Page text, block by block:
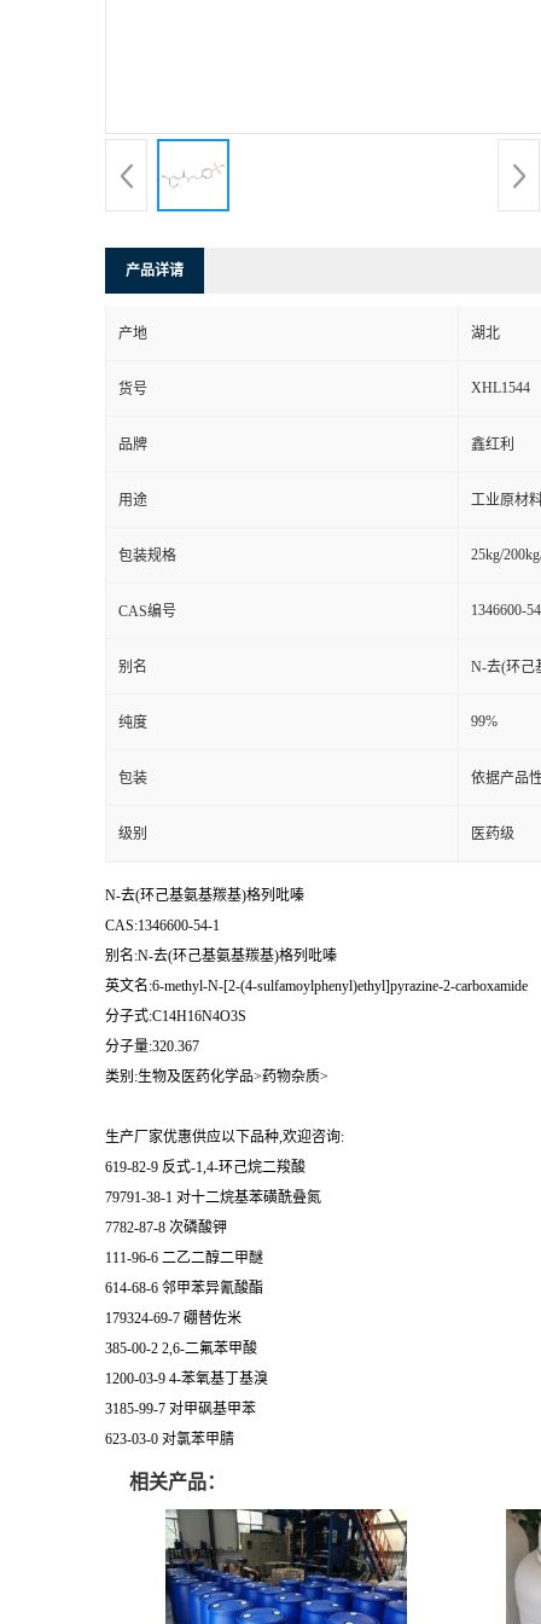
产品详请
产地 湖北
货号 XHL1544
品牌 鑫红利
用途 工业原材
包装规格 25kg/
CAS编号 1346600-
别名 N-去(环己
纯度 99%
包装 依据产品
级别 医药级
N-去(环己基氨基羰基)格列吡嗪
CAS:1346600-54-1
别名:N-去(环己基氨基羰基)格列吡嗪
英文名:6-methyl-N-[2-(4-sulfamoylphenyl)ethyl]pyrazine-2-carboxamide
分子式:C14H16N4O3S
分子量:320.367
类别:生物及医药化学品>药物杂质>
生产厂家优惠供应以下品种,欢迎咨询:
619-82-9 反式-1,4-环己烷二羧酸
79791-38-1 对十二烷基苯磺酰叠氮
7782-87-8 次磷酸钾
111-96-6 二乙二醇二甲醚
614-68-6 邻甲苯异氰酸酯
179324-69-7 硼替佐米
385-00-2 2,6-二氟苯甲酸
1200-03-9 4-苯氧基丁基溴
3185-99-7 对甲砜基甲苯
623-03-0 对氯苯甲腈
相关产品：